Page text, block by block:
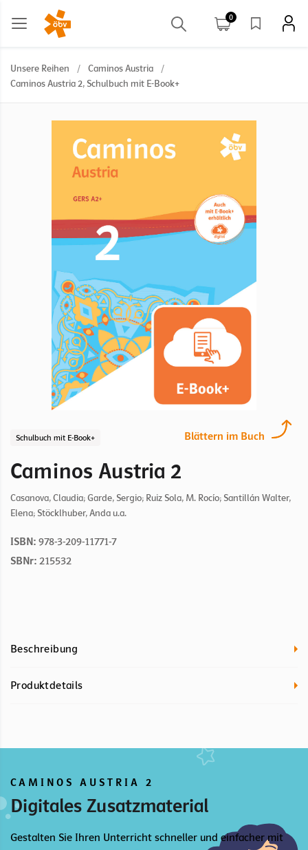
0
Unsere Reihen / Caminos Austria
/
Caminos Austria 2, Schulbuch mit E-Book+
Blättern im Buch
Schulbuch mit E-Book+
Caminos Austria 2
Casanova, Claudia; Garde, Sergio; Ruiz Sola, M. Rocío; Santillán Walter,
Elena; Stöcklhuber, Anda u.a.
ISBN: 978-3-209-11771-7
SBNr: 215532
Beschreibung
Produktdetails
CAMINOS AUSTRIA 2
Digitales Zusatzmaterial
Gestalten Sie Ihren Unterricht schneller und einfacher mit